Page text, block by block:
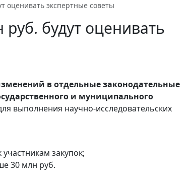
оценивать экспертные советы
будут оценивать
в отдельные законодательные
и муниципального
выполнения научно-исследовательских
закупок;
30 млн руб.